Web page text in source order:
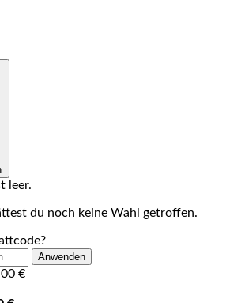
leer.
du noch keine Wahl getroffen.
Anwenden
€